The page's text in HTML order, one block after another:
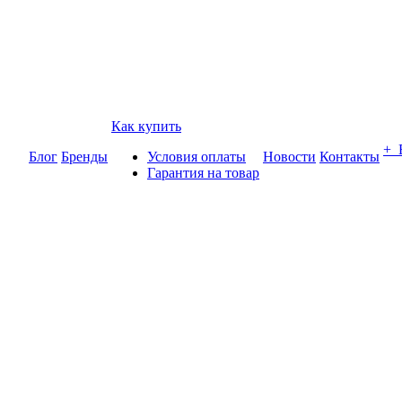
Блог Бренды
Как купить
Условия оплаты
Гарантия на товар
Новости Контакты +